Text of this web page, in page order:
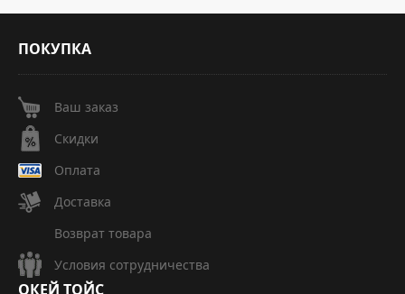
ПОКУПКА
Ваш заказ
Скидки
Оплата
Доставка
Возврат товара
Условия сотрудничества
ОКЕЙ ТОЙС